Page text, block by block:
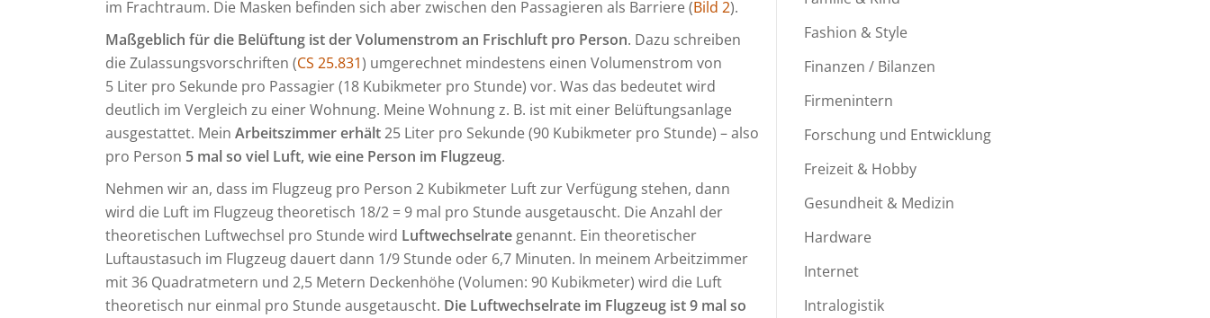
im Frachtraum. Die Masken befinden sich aber zwischen den Passagieren als Barriere (Bild 2).
Maßgeblich für die Belüftung ist der Volumenstrom an Frischluft pro Person. Dazu schreiben
die Zulassungsvorschriften (CS 25.831) umgerechnet mindestens einen Volumenstrom von
5 Liter pro Sekunde pro Passagier (18 Kubikmeter pro Stunde) vor. Was das bedeutet wird
deutlich im Vergleich zu einer Wohnung. Meine Wohnung z. B. ist mit einer Belüftungsanlage
ausgestattet. Mein Arbeitszimmer erhält25 Liter pro Sekunde (90 Kubikmeter pro Stunde) – also
pro Person 5 mal so viel Luft, wie eine Person im Flugzeug.
Nehmen wir an, dass im Flugzeug pro Person 2 Kubikmeter Luft zur Verfügung stehen, dann
wird die Luft im Flugzeug theoretisch 18/2 = 9 mal pro Stunde ausgetauscht. Die Anzahl der
theoretischen Luftwechsel pro Stunde wird Luftwechselrate genannt. Ein theoretischer
Luftaustasuch im Flugzeug dauert dann 1/9 Stunde oder 6,7 Minuten. In meinem Arbeitzimmer
mit 36 Quadratmetern und 2,5 Metern Deckenhöhe (Volumen: 90 Kubikmeter) wird die Luft
theoretisch nur einmal pro Stunde ausgetauscht. Die Luftwechselrate im Flugzeug ist 9 mal so
Fashion & Style
Finanzen / Bilanzen
Firmenintern
Forschung und Entwicklung
Freizeit & Hobby
Gesundheit & Medizin
Hardware
Internet
Intralogistik